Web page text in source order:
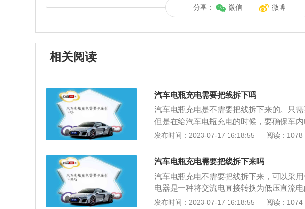
分享： 微信 微博
相关阅读
汽车电瓶充电需要把线拆下吗
汽车电瓶充电是不需要把线拆下来的。只
但是在给汽车电瓶充电的时候，要确保车
种充电方式就是便携式充电器为电瓶充电
流电的静止变流装置，但是便携式充电器
安，所以便携式充电器的特点是小巧、方
的一种，它的工作原理就是把化学能转化
蓄电池，即一种主要由铅及其氧化物制成
用寿命在1到8年不等，与车辆的情况有很大
发布时间：2023-07-17 16:18:55 阅读：1078
汽车电瓶充电需要把线拆下来吗
汽车电瓶充电不需要把线拆下来，可以采
电器是一种将交流电直接转换为低压直流
流电换成直流电的静止变流装置，但是便
发布时间：2023-07-17 16:18:55 阅读：1074